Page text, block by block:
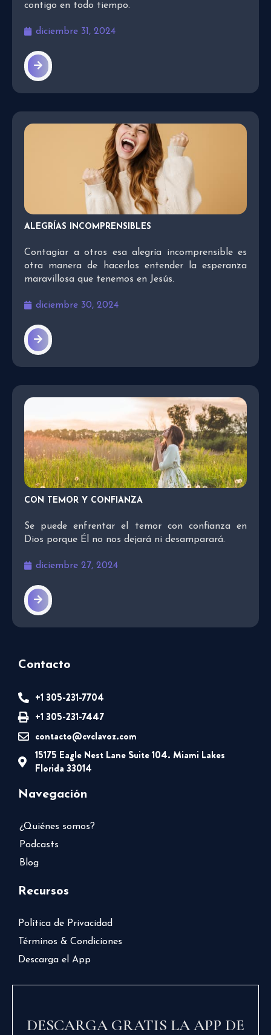
contigo en todo tiempo.
diciembre 31, 2024
ALEGRÍAS INCOMPRENSIBLES
Contagiar a otros esa alegría incomprensible es
otra manera de hacerlos entender la esperanza
maravillosa que tenemos en Jesús.
diciembre 30, 2024
CON TEMOR Y CONFIANZA
Se puede enfrentar el temor con confianza en
Dios porque Él no nos dejará ni desamparará.
diciembre 27, 2024
Contacto
+1 305-231-7704
+1 305-231-7447
contacto@cvclavoz.com
15175 Eagle Nest Lane Suite 104. Miami Lakes
Florida 33014
Navegación
¿Quiénes somos?
Podcasts
Blog
Recursos
Política de Privacidad
Términos & Condiciones
Descarga el App
DESCARGA GRATIS LA APP DE